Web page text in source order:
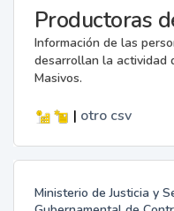
Productoras
Información de las
desarrollan la actividad
Masivos.
| otro csv
Ministerio de Justicia y